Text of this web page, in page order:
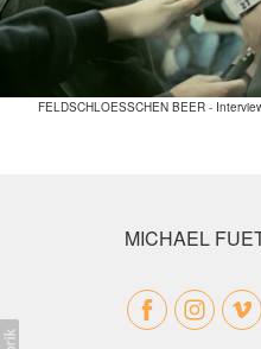
FELDSCHLOESSCHEN BEER -
MICHAEL